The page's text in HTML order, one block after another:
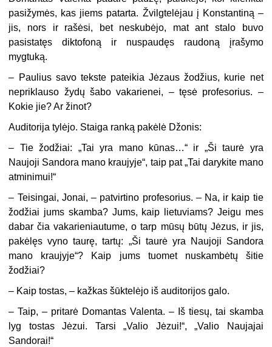
pasižymės, kas jiems patarta. Žvilgtelėjau į Konstantiną –
jis, nors ir rašėsi, bet neskubėjo, mat ant stalo buvo
pasistatęs diktofoną ir nuspaudęs raudoną įrašymo
mygtuką.
– Paulius savo tekste pateikia Jėzaus žodžius, kurie net
nepriklauso žydų šabo vakarienei, – tęsė profesorius. –
Kokie jie? Ar žinot?
Auditorija tylėjo. Staiga ranką pakėlė Džonis:
– Tie žodžiai: „Tai yra mano kūnas…“ ir „Ši taurė yra
Naujoji Sandora mano kraujyje“, taip pat „Tai darykite mano
atminimui!“
– Teisingai, Jonai, – patvirtino profesorius. – Na, ir kaip tie
žodžiai jums skamba? Jums, kaip lietuviams? Jeigu mes
dabar čia vakarieniautume, o tarp mūsų būtų Jėzus, ir jis,
pakėlęs vyno taurę, tartų: „Ši taurė yra Naujoji Sandora
mano kraujyje“? Kaip jums tuomet nuskambėtų šitie
žodžiai?
– Kaip tostas, – kažkas šūktelėjo iš auditorijos galo.
– Taip, – pritarė Domantas Valenta. – Iš tiesų, tai skamba
lyg tostas Jėzui. Tarsi „Valio Jėzui!“, „Valio Naujajai
Sandorai!“